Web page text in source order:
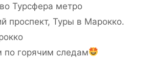
Турсфера метро
проспект, Туры в Марокко.
по горячим следам